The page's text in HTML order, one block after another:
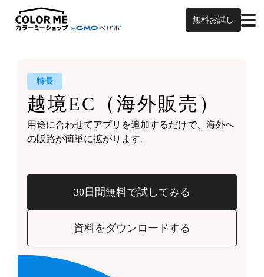
無料お試し
特長
越境EC （海外販売）
用途に合わせてアプリを追加するだけで、海外へ
の販路が簡単に拡がります。
30日間無料で試してみる
資料をダウンロードする